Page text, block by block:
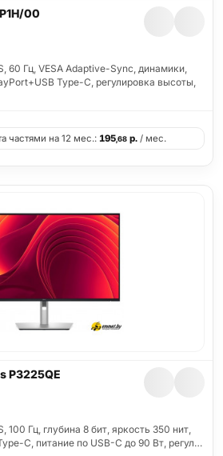
00
60 Гц, VESA Adaptive-Sync, динамики,
Type-C, регулировка высоты,
частями на 12 мес.: 195,68 р. / мес.
P3225QE
100 Гц, глубина 8 бит, яркость 350 нит,
C, питание по USB-C до 90 Вт, регул…